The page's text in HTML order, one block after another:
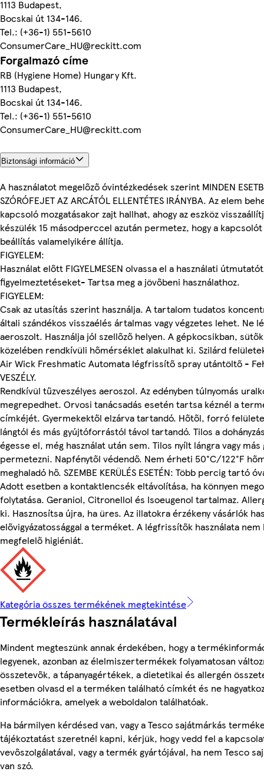
1113 Budapest,
Bocskai út 134-146.
Tel.: (+36-1) 551-5610
ConsumerCare_HU@reckitt.com
Forgalmazó címe
RB (Hygiene Home) Hungary Kft.
1113 Budapest,
Bocskai út 134-146.
Tel.: (+36-1) 551-5610
ConsumerCare_HU@reckitt.com
Biztonsági információ
A használatot megelőző óvintézkedések szerint MINDEN
SZÓRÓFEJET AZ ARCÁTÓL ELLENTÉTES IRÁNYBA. Az elem
kapcsoló mozgatásakor zajt hallhat, ahogy az eszköz
készülék 15 másodperccel azután permetez, hogy a
beállítás valamelyikére állítja.
FIGYELEM:
Használat előtt FIGYELMESEN olvassa el a használati
figyelmeztetéseket- Tartsa meg a jövőbeni használathoz.
FIGYELEM:
Csak az utasítás szerint használja. A tartalom tudatos
általi szándékos visszaélés ártalmas vagy végzetes lehet. Ne
aeroszolt. Használja jól szellőző helyen. A gépkocsikban,
közelében rendkívüli hőmérséklet alakulhat ki. Szilárd
Air Wick Freshmatic Automata légfrissítő spray utántöltő -
VESZÉLY.
Rendkívül tűzveszélyes aeroszol. Az edényben túlnyomás
megrepedhet. Orvosi tanácsadás esetén tartsa kéznél a
címkéjét. Gyermekektől elzárva tartandó. Hőtől, forró
lángtól és más gyújtóforrástól távol tartandó. Tilos a
égesse el, még használat után sem. Tilos nyílt lángra vagy
permetezni. Napfénytől védendő. Nem érheti 50°C/122°F
meghaladó hő. SZEMBE KERÜLÉS ESETÉN: Több percig tartó
Adott esetben a kontaktlencsék eltávolítása, ha könnyen
folytatása. Geraniol, Citronellol és Isoeugenol tartalmaz.
ki. Hasznosítsa újra, ha üres. Az illatokra érzékeny vásárlók
elővigyázatossággal a terméket. A légfrissítők használata
megfelelő higiéniát.
Kategória összes termékének megtekintése
Termékleírás használatával
Mindent megteszünk annak érdekében, hogy a
legyenek, azonban az élelmiszertermékek folyamatosan
összetevők, a tápanyagértékek, a dietetikai és allergén
esetben olvasd el a terméken található címkét és ne
információkra, amelyek a weboldalon találhatóak.
Ha bármilyen kérdésed van, vagy a Tesco sajátmárkás
tájékoztatást szeretnél kapni, kérjük, hogy vedd fel a
vevőszolgálatával, vagy a termék gyártójával, ha nem Tesco
van szó.